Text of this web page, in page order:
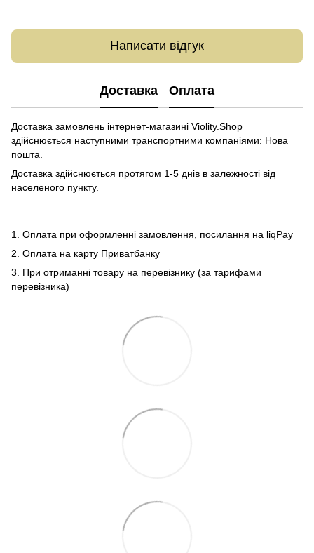
Написати відгук
Доставка Оплата
Доставка замовлень інтернет-магазині Violity.Shop
здійснюється наступними транспортними компаніями: Нова
пошта.
Доставка здійснюється протягом 1-5 днів в залежності від
населеного пункту.
1. Оплата при оформленні замовлення, посилання на liqPay
2. Оплата на карту Приватбанку
3. При отриманні товару на перевізнику (за тарифами
перевізника)